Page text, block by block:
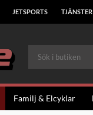
JETSPORTS TJÄNSTER
Familj & Elcyklar